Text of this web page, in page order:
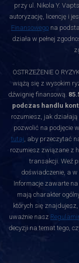
przy ul. Nikola Y.
autoryzację, licencję i
Finansowego na
działa w pełnej
OSTRZEŻENIE O
wiążą się z wysokim
dźwignię finansową.
podczas handlu
rozumiesz, jak
pozwolić na podjęcie
tutaj, aby przeczytać
rozumiesz związane z
transakcji. Weź
doświadczenie, a
Informacje zawarte
mają charakter
których się
uważnie nasz
decyzji na temat tego,